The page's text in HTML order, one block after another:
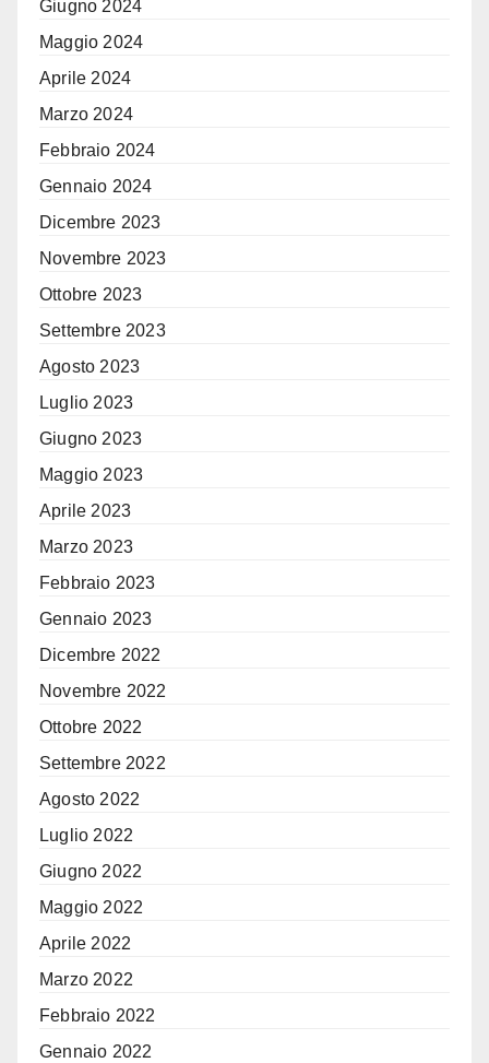
Giugno 2024
Maggio 2024
Aprile 2024
Marzo 2024
Febbraio 2024
Gennaio 2024
Dicembre 2023
Novembre 2023
Ottobre 2023
Settembre 2023
Agosto 2023
Luglio 2023
Giugno 2023
Maggio 2023
Aprile 2023
Marzo 2023
Febbraio 2023
Gennaio 2023
Dicembre 2022
Novembre 2022
Ottobre 2022
Settembre 2022
Agosto 2022
Luglio 2022
Giugno 2022
Maggio 2022
Aprile 2022
Marzo 2022
Febbraio 2022
Gennaio 2022